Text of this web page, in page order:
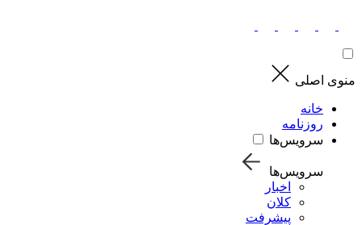
منوی اصلی
خانه
روزنامه
سرویس‌ها
سرویس‌ها
اخبار
کلان
پیشرفت